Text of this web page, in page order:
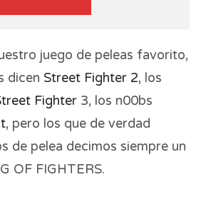
'98 ULTIMATE
a fully tuned-up
which is still an immensely
KOF series, is finally coming
juego de peleas favorito,
dicen Street Fighter 2, los
Fighter 3, los n00bs
, pero los que de verdad
de pelea decimos siempre un
OF FIGHTERS.